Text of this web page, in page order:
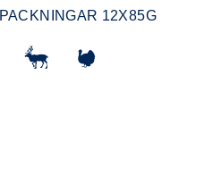
12X85G